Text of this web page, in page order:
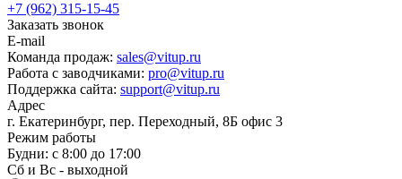
+7 (962) 315-15-45
Заказать звонок
E-mail
Команда продаж: sales@vitup.ru
Работа с заводчиками: pro@vitup.ru
Поддержка сайта: support@vitup.ru
Адрес
г. Екатеринбург, пер. Переходный, 8Б офис 3
Режим работы
Будни: с 8:00 до 17:00
Сб и Вс - выходной